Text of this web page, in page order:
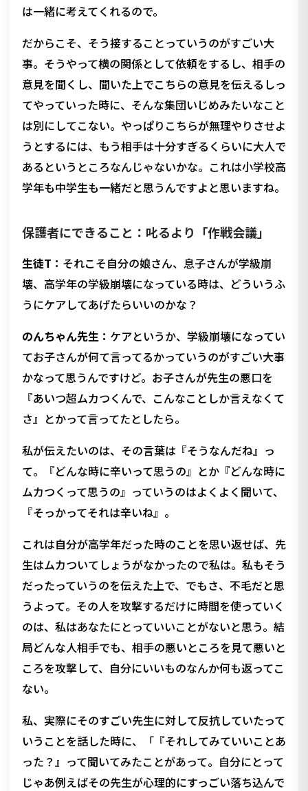
は一緒に考えてくれるので。
だからこそ、そう接することっていうのがすごい大
事。そうやって横の関係として依頼をするし、相手の
意見を聞くし、聞いた上でこちらの意見を伝えるしっ
てやっていった時に、そんな集団いじめみたいなこと
は別にしてこない。やっぱりこちらが無理やりさせよ
うとするには、もう相手は十分すぎるくらいに大人で
あるというところなんじゃないかな。これは小学校高
学年も中学生も一緒だと思うんですよと思いますね。
保護者にできること：叱るより「作戦会議」
生徒T： それこそ自分の娘さん、息子さんが学級崩
壊、高学年の学級崩壊になっている時は、どういうふ
うにケアしてあげたらいいのかな？
のんちゃん先生： ケアというか、学級崩壊になってい
てお子さんが何て言ってるかっていうのがすごい大事
かなって思うんですけど。お子さんが先生の悪口を
『あいつ超ムカつくんで、こんなことしか言えなくて
さ』とかって言ってたとしたら。
私が伝えたいのは、その言葉は『そうなんだね』っ
て。『どんな時に辛いって思うの』とか『どんな時に
ムカつくって思うの』っていうのはよくよく聞いて、
『そっかってそれは辛いね』。
これは自分が高学年だった時のことを思い返せば、先
生はムカついてしょうがなかったので私は。私もそう
だったっていうのを伝えた上で、でもさ、不毛だと思
うよって。その人を攻撃するだけに時間を使っていく
のは、私はあなたにとっていいことがないと思う。結
局どんな人相手でも、相手の悪いところを見て悪いと
ころを攻撃して、自分にいいものなんか何も返ってこ
ない。
私、実際にそのすごい先生に対して反抗していたって
いうことを話した時に、「『それしてみていいことあ
った？』って聞いてみたことがあって。自分にとって
じゃあ例えばその先生が心理的にすっごい落ち込んで